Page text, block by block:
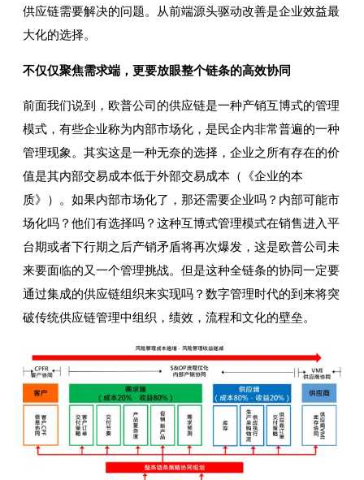
供应链需要解决的问题。从前端源头驱动改善是企业效益最
大化的选择。
不仅仅聚焦需求端，更要放眼整个链条的高效协同
前面我们说到，欧普公司的供应链是一种产销互博式的管理
模式，有些企业称为内部市场化，是民企内非常普遍的一种
管理现象。其实这是一种无奈的选择，企业之所有存在的价
值是其内部交易成本低于外部交易成本（《企业的本
质》）。如果内部市场化了，那还需要企业吗？内部可能市
场化吗？他们有选择吗？这种互博式管理模式在销售进入平
台期或者下行期之后产销矛盾将再次爆发，这是欧普公司未
来要面临的又一个管理挑战。但是这种全链条的协同一定要
通过集成的供应链组织来实现吗？数字管理时代的到来将突
破传统供应链管理中组织，绩效，流程和文化的壁垒。